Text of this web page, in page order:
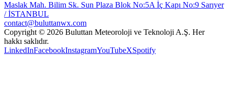
Maslak Mah. Bilim Sk. Sun Plaza Blok No:5A İç Kapı No:9 Sarıyer
/ İSTANBUL
contact@buluttanwx.com
Copyright © 2026 Buluttan Meteoroloji ve Teknoloji A.Ş. Her
hakkı saklıdır.
LinkedInFacebookInstagramYouTubeXSpotify